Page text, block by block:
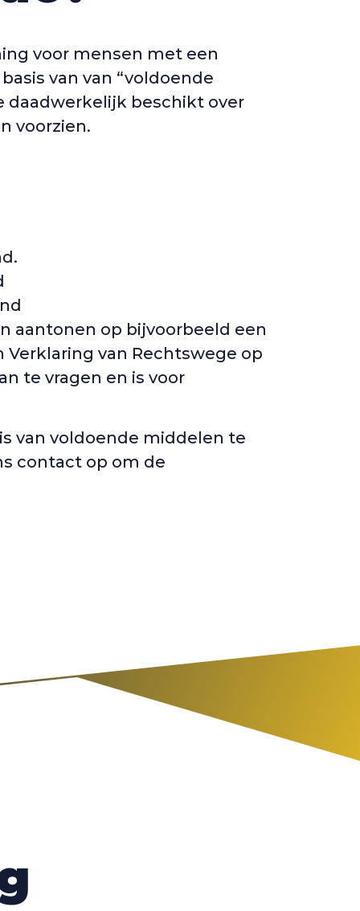
voor mensen met een
van van “voldoende
daadwerkelijk beschikt over
voorzien.
aantonen op bijvoorbeeld een
van Rechtswege op
te vragen en is voor
van voldoende middelen te
contact op om de